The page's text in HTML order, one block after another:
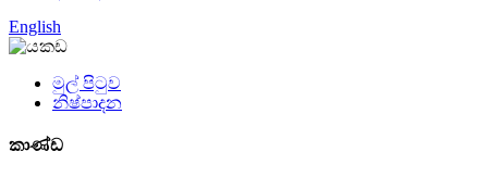
English
මුල් පිටුව
නිෂ්පාදන
කාණ්ඩ